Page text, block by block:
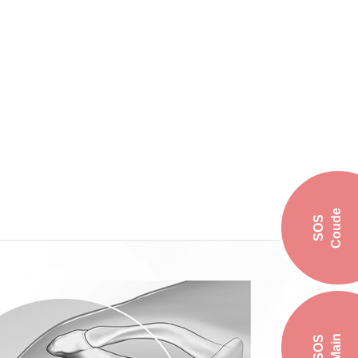
SOS Coude
SOS Main